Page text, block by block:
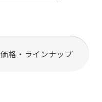
価格・ラインナップ